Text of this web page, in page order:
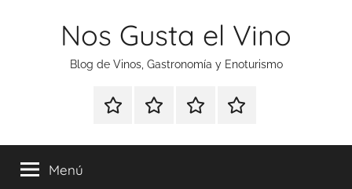
Nos Gusta el Vino
Blog de Vinos, Gastronomía y Enoturismo
Especial
Tonics
Enoturismo
Gastronomía
RankingContacto
Menú